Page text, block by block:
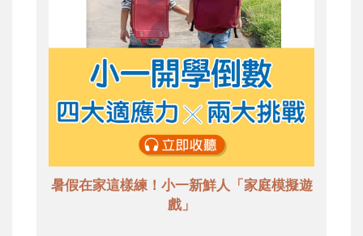
暑假在家這樣練！小一新鮮人「家庭模擬遊
戲」